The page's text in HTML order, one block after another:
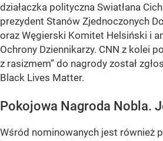
działaczka polityczna Swiatłana
prezydent Stanów Zjednoczonych
oraz Węgierski Komitet Helsiński i
Ochrony Dziennikarzy. CNN z kolei
z rasizmem” do nagrody został
Black Lives Matter.
Pokojowa Nagroda Nobla.
Wśród nominowanych jest również